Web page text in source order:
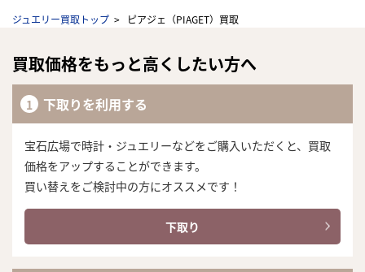
ジュエリー買取トップ ピアジェ（PIAGET）買取
買取価格をもっと高くしたい方へ
下取りを利用する
宝石広場で時計・ジュエリーなどをご購入いただくと、買取
価格をアップすることができます。
買い替えをご検討中の方にオススメです！
下取り